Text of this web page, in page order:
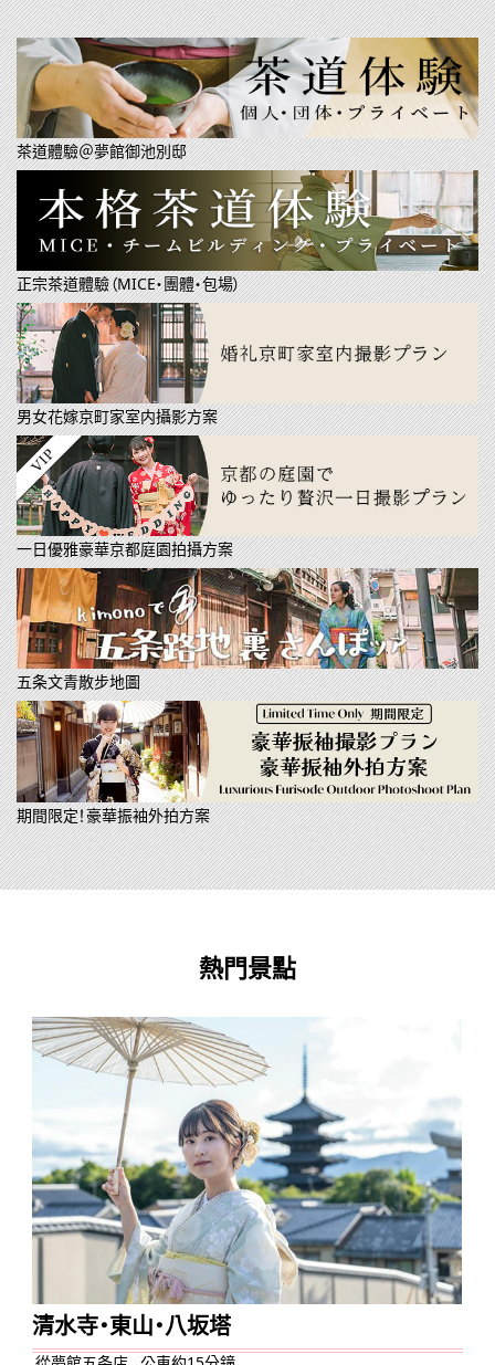
茶道體驗＠夢館御池別邸
正宗茶道體驗（MICE・團體・包場）
男女花嫁京町家室内攝影方案
一日優雅豪華京都庭園拍攝方案
五条文青散步地圖
期間限定！豪華振袖外拍方案
熱門景點
清水寺・東山・八坂塔